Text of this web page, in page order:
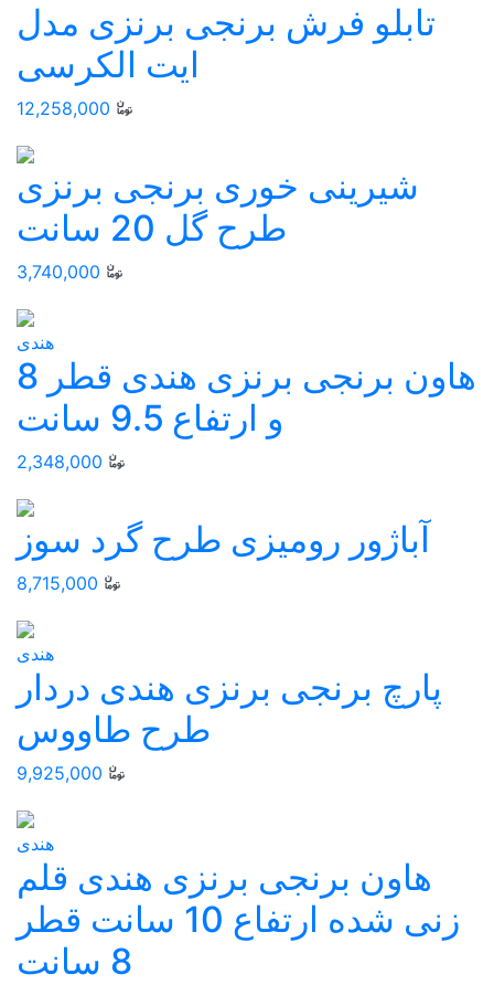
تابلو فرش برنجی برنزی مدل
ایت الکرسی
12,258,000
شیرینی خوری برنجی برنزی
طرح گل 20 سانت
3,740,000
هندی
هاون برنجی برنزی هندی قطر 8
و ارتفاع 9.5 سانت
2,348,000
آباژور رومیزی طرح گرد سوز
8,715,000
هندی
پارچ برنجی برنزی هندی دردار
طرح طاووس
9,925,000
هندی
هاون برنجی برنزی هندی قلم
زنی شده ارتفاع 10 سانت قطر
8 سانت